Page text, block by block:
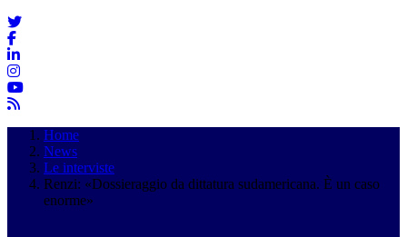
Home
News
Le interviste
Renzi: «Dossieraggio da dittatura sudamericana. È un caso
enorme»